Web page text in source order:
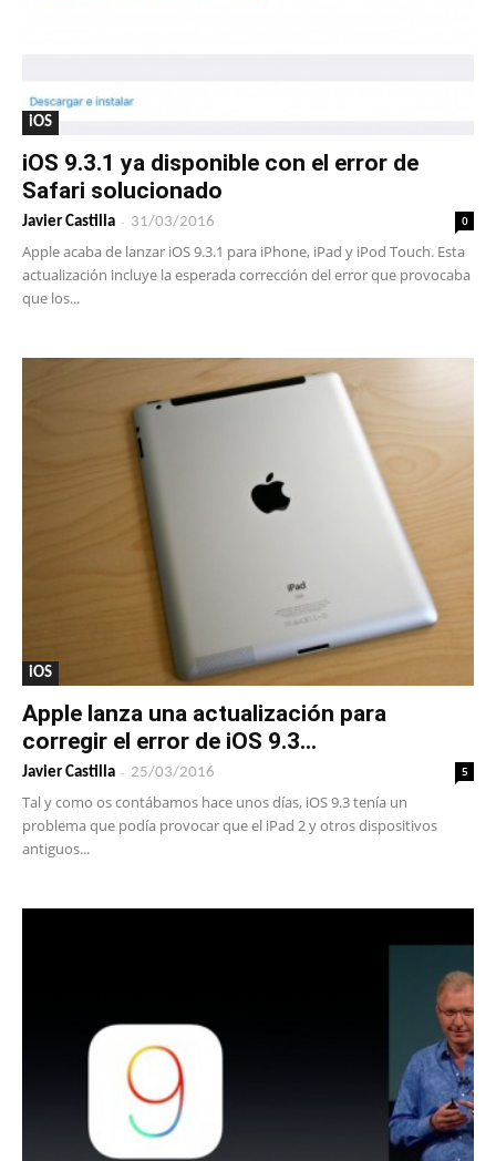
iOS
iOS 9.3.1 ya disponible con el error de
Safari solucionado
Javier Castilla - 31/03/2016 0
Apple acaba de lanzar iOS 9.3.1 para iPhone, iPad y iPod Touch. Esta
actualización incluye la esperada corrección del error que provocaba
que los...
iOS
Apple lanza una actualización para
corregir el error de iOS 9.3...
Javier Castilla - 25/03/2016 5
Tal y como os contábamos hace unos días, iOS 9.3 tenía un
problema que podía provocar que el iPad 2 y otros dispositivos
antiguos...